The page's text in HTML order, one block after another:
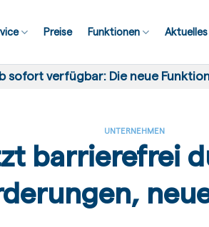
Preise Funktionen Aktuelles
sofort verfügbar: Die neue
UNTERNEHMEN
barrierefrei